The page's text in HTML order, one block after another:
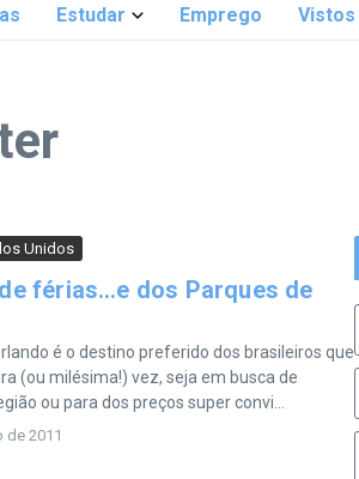
Estudar Emprego Vistos
Unidos
férias…e dos Parques de
é o destino preferido dos brasileiros que
(ou milésima!) vez, seja em busca de
ou para dos preços super convi...
de 2011